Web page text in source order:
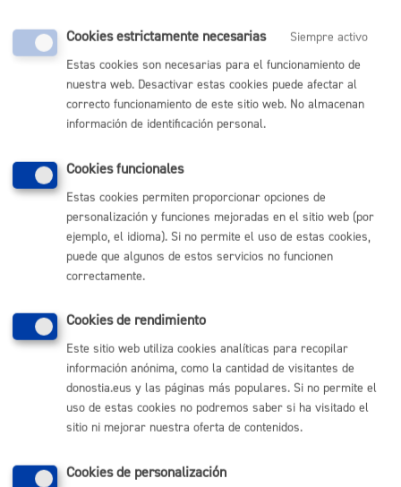
venta de productos del país
ONLINE
PRESENCIAL
TELÉFONO
Volver al índice Volver atrás
Sebastián
010(gratuito desde Donostia / San Sebastián)
(+34) 943 481 000
Buzón de la ciudadanía
Informar de un error en la web
Enlaces útiles
Cookies estrictamente necesarias
Siempre activo
Estas cookies son necesarias para el funcionamiento de
nuestra web. Desactivar estas cookies puede afectar al
correcto funcionamiento de este sitio web. No almacenan
información de identificación personal.
Cookies funcionales
Estas cookies permiten proporcionar opciones de
personalización y funciones mejoradas en el sitio web (por
ejemplo, el idioma). Si no permite el uso de estas cookies,
puede que algunos de estos servicios no funcionen
correctamente.
Cookies de rendimiento
Este sitio web utiliza cookies analíticas para recopilar
información anónima, como la cantidad de visitantes de
donostia.eus y las páginas más populares. Si no permite el
uso de estas cookies no podremos saber si ha visitado el
sitio ni mejorar nuestra oferta de contenidos.
Cookies de personalización